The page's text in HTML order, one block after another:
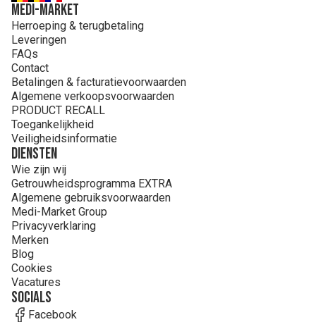
MEDI-MARKET
Herroeping & terugbetaling
Leveringen
FAQs
Contact
Betalingen & facturatievoorwaarden
Algemene verkoopsvoorwaarden
PRODUCT RECALL
Toegankelijkheid
Veiligheidsinformatie
Diensten
Wie zijn wij
Getrouwheidsprogramma EXTRA
Algemene gebruiksvoorwaarden
Medi-Market Group
Privacyverklaring
Merken
Blog
Cookies
Vacatures
Socials
Facebook